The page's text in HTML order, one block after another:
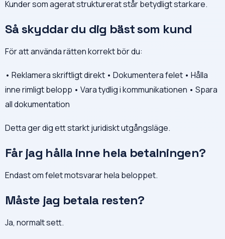
Kunder som agerat strukturerat står betydligt starkare.
Så skyddar du dig bäst som kund
För att använda rätten korrekt bör du:
• Reklamera skriftligt direkt • Dokumentera felet • Hålla
inne rimligt belopp • Vara tydlig i kommunikationen • Spara
all dokumentation
Detta ger dig ett starkt juridiskt utgångsläge.
Får jag hålla inne hela betalningen?
Endast om felet motsvarar hela beloppet.
Måste jag betala resten?
Ja, normalt sett.